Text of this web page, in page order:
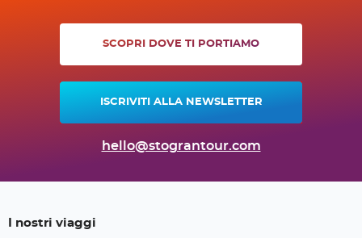
SCOPRI DOVE TI PORTIAMO
ISCRIVITI ALLA NEWSLETTER
hello@stograntour.com
I nostri viaggi